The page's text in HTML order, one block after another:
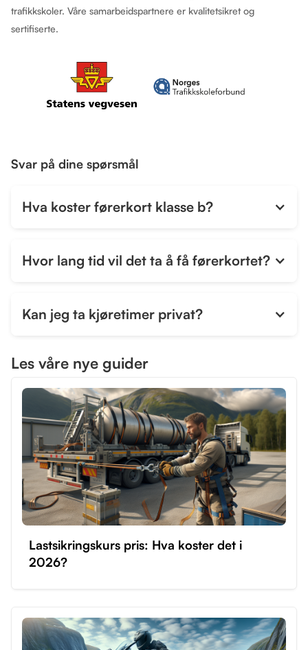
trafikkskoler. Våre samarbeidspartnere er kvalitetsikret og
sertifiserte.
Svar på dine spørsmål
Hva koster førerkort klasse b?
Hvor lang tid vil det ta å få førerkortet?
Kan jeg ta kjøretimer privat?
Les våre nye guider
Lastsikringskurs pris: Hva koster det i
2026?